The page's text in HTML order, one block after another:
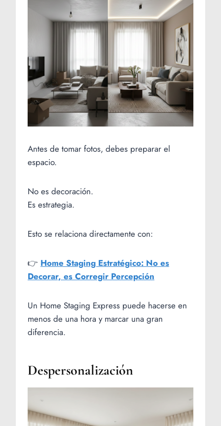
Antes de tomar fotos, debes preparar el
espacio.
No es decoración.
Es estrategia.
Esto se relaciona directamente con:
👉 Home Staging Estratégico: No es
Decorar, es Corregir Percepción
Un Home Staging Express puede hacerse en
menos de una hora y marcar una gran
diferencia.
Despersonalización